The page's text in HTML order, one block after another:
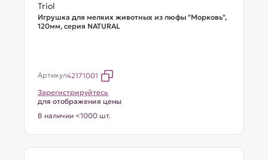
Triol
Игрушка для мелких животных из люфы "Морковь",
120мм, серия NATURAL
Артикул42171001
Зарегистрируйтесь
для отображения цены
В наличии <1000 шт.